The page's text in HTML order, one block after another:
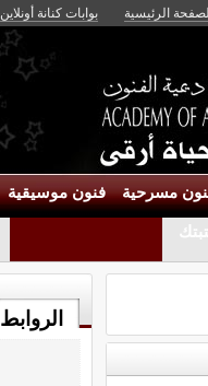
الصفحة الرئيسية بوابات كنانة أونلاين
مسرحية فنون موسيقية
الروابط